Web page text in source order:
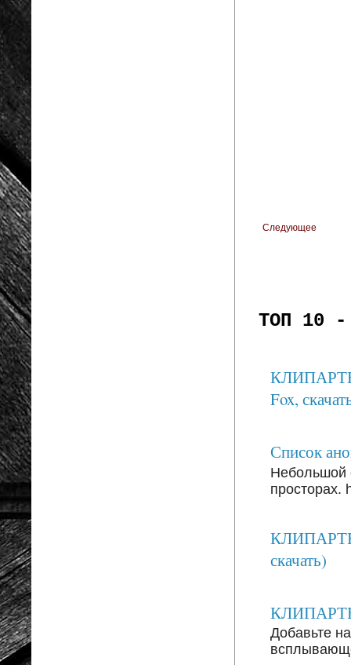
Следующее
ТОП 10 -
КЛИПАРТЫ:
Fox,
Список
Небольшой
просторах.
скачать)
КЛИПАРТЫ:
Добавьте